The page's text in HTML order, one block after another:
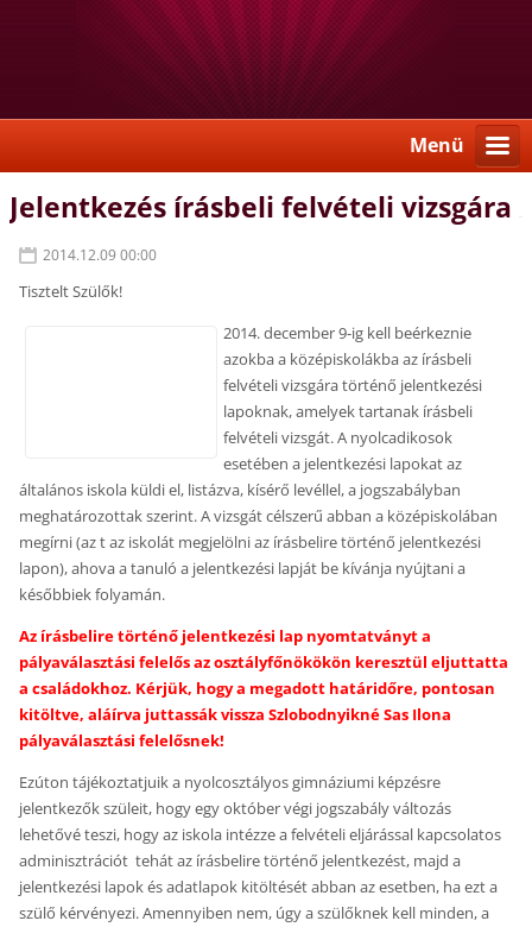
Menü
Jelentkezés írásbeli felvételi vizsgára
2014.12.09 00:00
Tisztelt Szülők!
2014. december 9-ig kell beérkeznie
azokba a középiskolákba az írásbeli
felvételi vizsgára történő jelentkezési
lapoknak, amelyek tartanak írásbeli
felvételi vizsgát. A nyolcadikosok
esetében a jelentkezési lapokat az
általános iskola küldi el, listázva, kísérő levéllel, a jogszabályban
meghatározottak szerint. A vizsgát célszerű abban a középiskolában
megírni (az t az iskolát megjelölni az írásbelire történő jelentkezési
lapon), ahova a tanuló a jelentkezési lapját be kívánja nyújtani a
későbbiek folyamán.
Az írásbelire történő jelentkezési lap nyomtatványt a
pályaválasztási felelős az osztályfőnökökön keresztül eljuttatta
a családokhoz. Kérjük, hogy a megadott határidőre, pontosan
kitöltve, aláírva juttassák vissza Szlobodnyikné Sas Ilona
pályaválasztási felelősnek!
Ezúton tájékoztatjuik a nyolcosztályos gimnáziumi képzésre
jelentkezők szüleit, hogy egy október végi jogszabály változás
lehetővé teszi, hogy az iskola intézze a felvételi eljárással kapcsolatos
adminisztrációt tehát az írásbelire történő jelentkezést, majd a
jelentkezési lapok és adatlapok kitöltését abban az esetben, ha ezt a
szülő kérvényezi. Amennyiben nem, úgy a szülőknek kell minden, a